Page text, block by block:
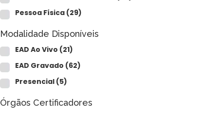
Pessoa Física (29)
Modalidade Disponíveis
EAD Ao Vivo (21)
EAD Gravado (62)
Presencial (5)
Órgãos Certificadores